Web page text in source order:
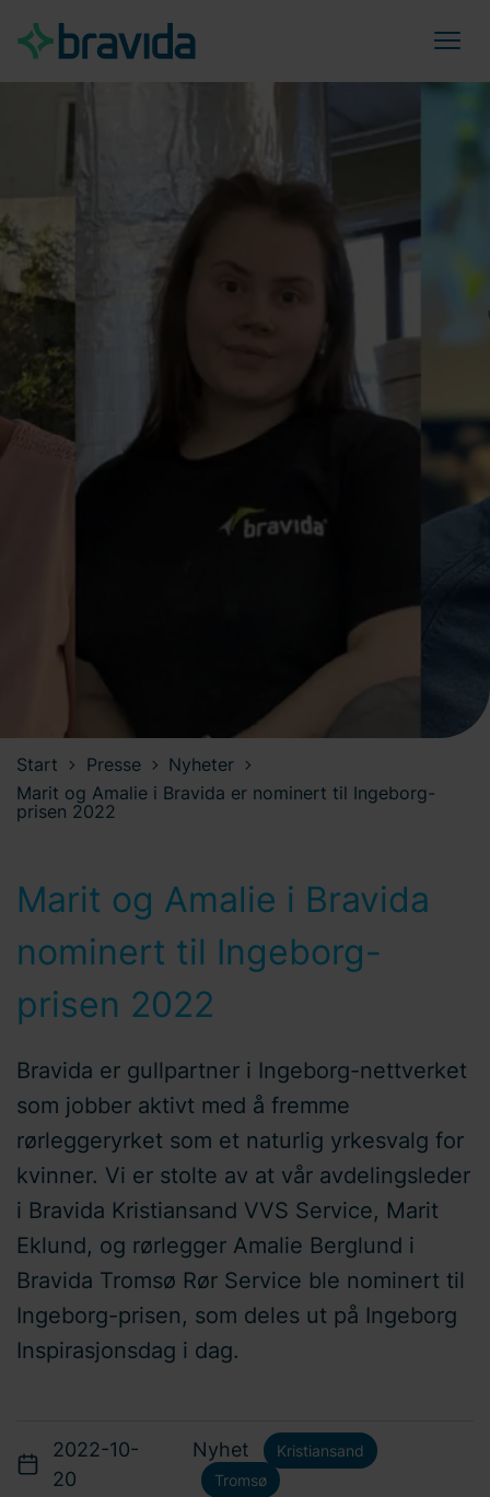
Start Presse
Nyheter
Marit og Amalie i Bravida er nominert til Ingeborg-
prisen 2022
Marit og Amalie i Bravida
nominert til Ingeborg-
prisen 2022
Bravida er gullpartner i Ingeborg-nettverket
som jobber aktivt med å fremme
rørleggeryrket som et naturlig yrkesvalg for
kvinner. Vi er stolte av at vår avdelingsleder
i Bravida Kristiansand VVS Service, Marit
Eklund, og rørlegger Amalie Berglund i
Bravida Tromsø Rør Service ble nominert til
Ingeborg-prisen, som deles ut på Ingeborg
Inspirasjonsdag i dag.
2022-10-
20
Nyhet
Kristiansand
Tromsø